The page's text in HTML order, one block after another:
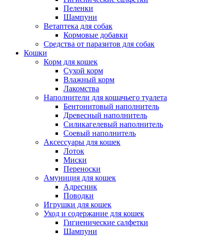
Пеленки
Шампуни
Ветаптека для собак
Кормовые добавки
Средства от паразитов для собак
Кошки
Корм для кошек
Сухой корм
Влажный корм
Лакомства
Наполнители для кошачьего туалета
Бентонитовый наполнитель
Древесный наполнитель
Силикагелевый наполнитель
Соевый наполнитель
Аксессуары для кошек
Лоток
Миски
Переноски
Амуниция для кошек
Адресник
Поводки
Игрушки для кошек
Уход и содержание для кошек
Гигиенические салфетки
Шампуни